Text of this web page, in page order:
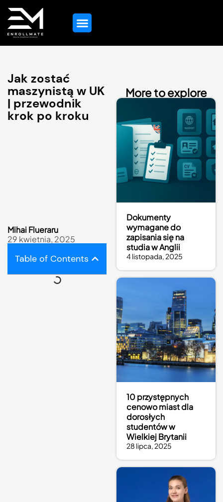
Jak zostać
maszynistą w UK
| przewodnik
krok po kroku
Mihai Flueraru
29 kwietnia, 2025
Table of Contents
More to explore
Dokumenty
wymagane do
zapisania się na
studia w Anglii
4 listopada, 2025
10 przystępnych
cenowo miast dla
dorosłych
studentów w
Wielkiej Brytanii
28 lipca, 2025